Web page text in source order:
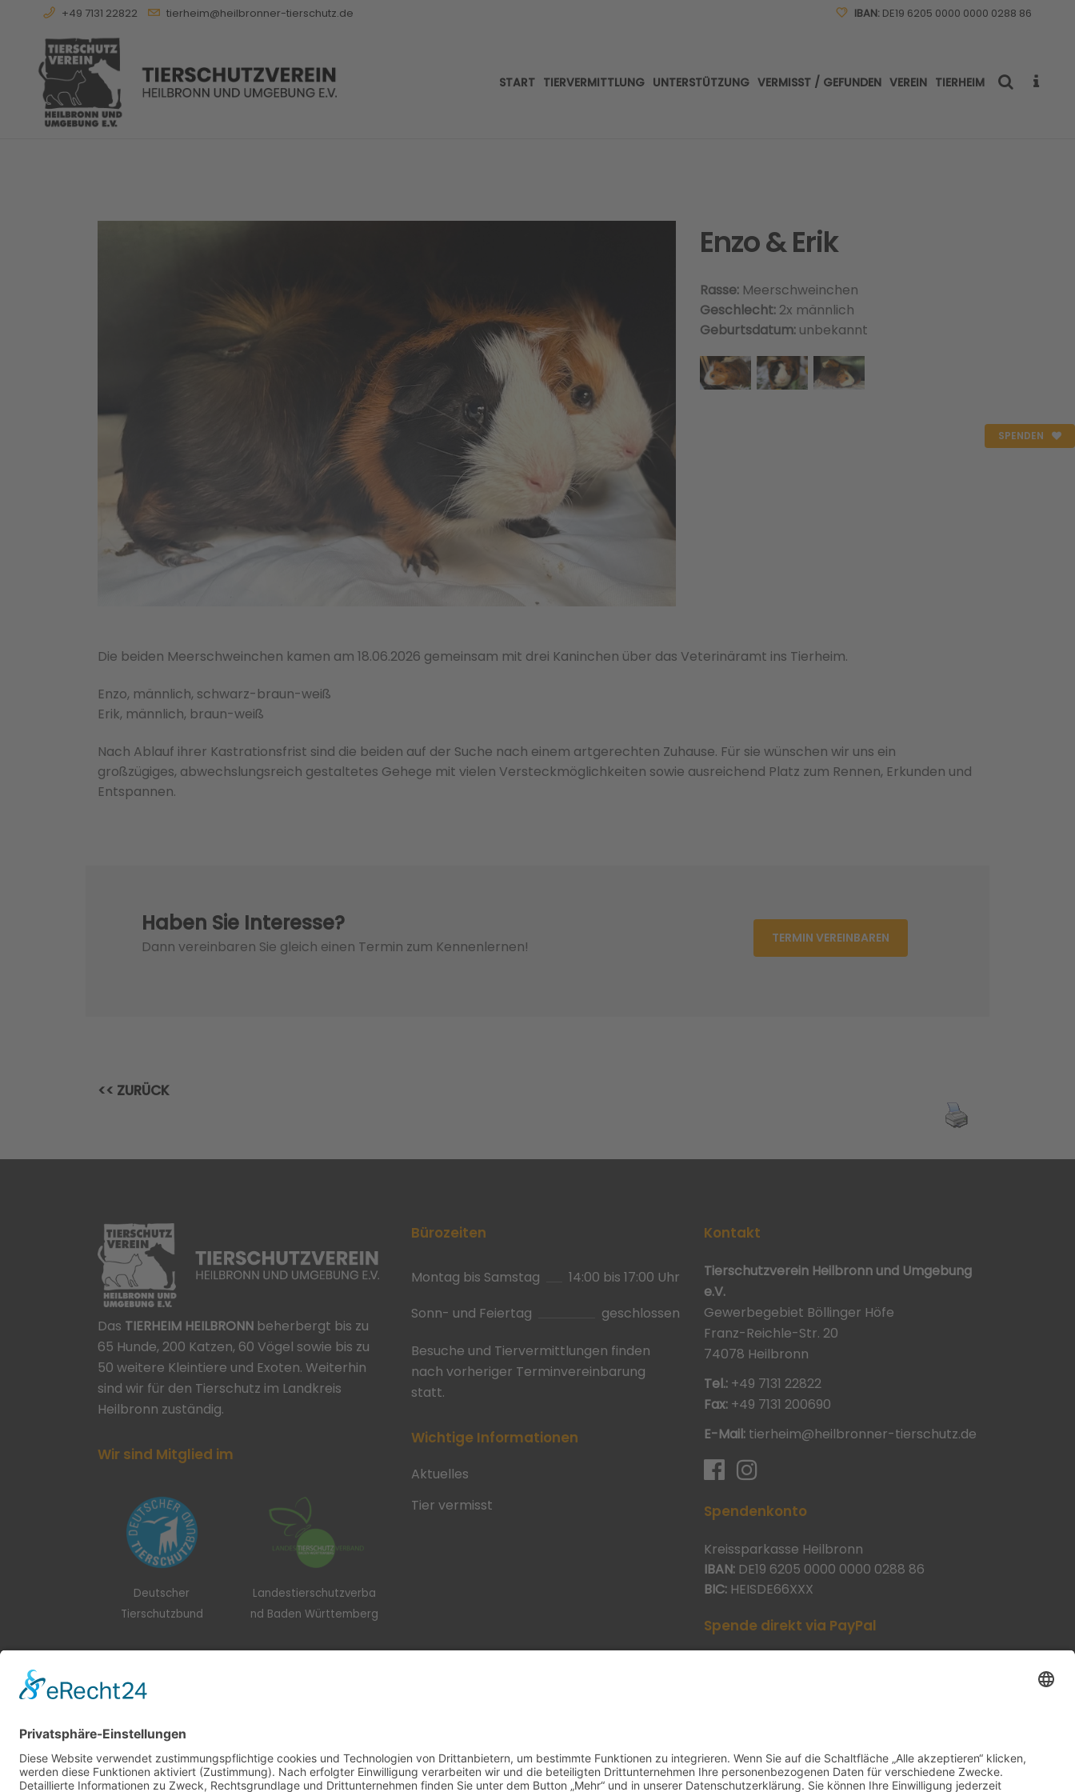
+49 7131 22822 tierheim@heilbronner-tierschutz.de IBAN: DE19 6205 0000 0000 0288 86
START TIERVERMITTLUNG UNTERSTÜTZUNG VERMISST / GEFUNDEN VEREIN TIERHEIM
SPENDEN
Enzo & Erik
Rasse: Meerschweinchen
Geschlecht: 2x männlich
Geburtsdatum: unbekannt
Die beiden Meerschweinchen kamen am 18.06.2026 gemeinsam mit drei Kaninchen über das Veterinäramt ins Tierheim.
Enzo, männlich, schwarz-braun-weiß
Erik, männlich, braun-weiß
Nach Ablauf ihrer Kastrationsfrist sind die beiden auf der Suche nach einem artgerechten Zuhause. Für sie wünschen wir uns ein
großzügiges, abwechslungsreich gestaltetes Gehege mit vielen Versteckmöglichkeiten sowie ausreichend Platz zum Rennen, Erkunden und
Entspannen.
Haben Sie Interesse?
Dann vereinbaren Sie gleich einen Termin zum Kennenlernen! TERMIN VEREINBAREN
<< ZURÜCK
Das TIERHEIM HEILBRONN beherbergt bis zu
65 Hunde, 200 Katzen, 60 Vögel sowie bis zu
50 weitere Kleintiere und Exoten. Weiterhin
sind wir für den Tierschutz im Landkreis
Heilbronn zuständig.
Wir sind Mitglied im
Deutscher
Tierschutzbund
Landestierschutzverba
nd Baden Württemberg
Bürozeiten
Montag bis Samstag
14:00 bis 17:00 Uhr
Sonn- und Feiertag
geschlossen
Besuche und Tiervermittlungen finden
nach vorheriger Terminvereinbarung
statt.
Wichtige Informationen
Aktuelles
Tier vermisst
Kontakt
Tierschutzverein Heilbronn und Umgebung
e.V.
Gewerbegebiet Böllinger Höfe
Franz-Reichle-Str. 20
74078 Heilbronn
Tel.: +49 7131 22822
Fax: +49 7131 200690
E-Mail: tierheim@heilbronner-tierschutz.de
Spendenkonto
Kreissparkasse Heilbronn
IBAN: DE19 6205 0000 0000 0288 86
BIC: HEISDE66XXX
Spende direkt via PayPal